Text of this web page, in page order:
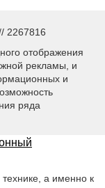
2267816
отображения
рекламы, и
и
ряда
а именно к